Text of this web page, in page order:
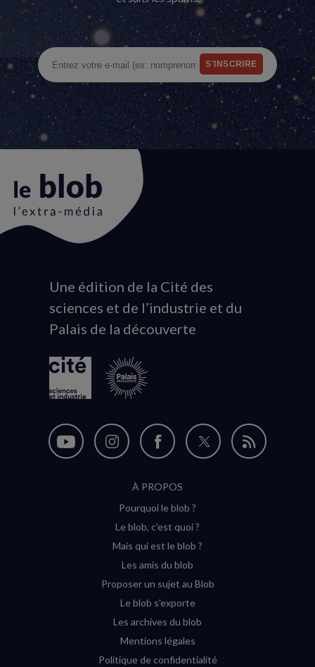
Animation
du
logo
Une édition de la Cité des
sciences et de l’industrie et du
Palais de la découverte
Nous
Nous
Instagram
(nouvelle
Nous
sur
Facebook
(nouvelle
Nous
Flux
À PROPOS
Pourquoi le blob ?
Le blob, c'est quoi ?
Mais qui est le blob ?
Les amis du blob
Proposer un sujet au Blob
Le blob s'exporte
Les archives du blob
Mentions légales
Politique de confidentialité